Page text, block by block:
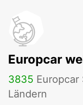
Europcar
3835
Ländern